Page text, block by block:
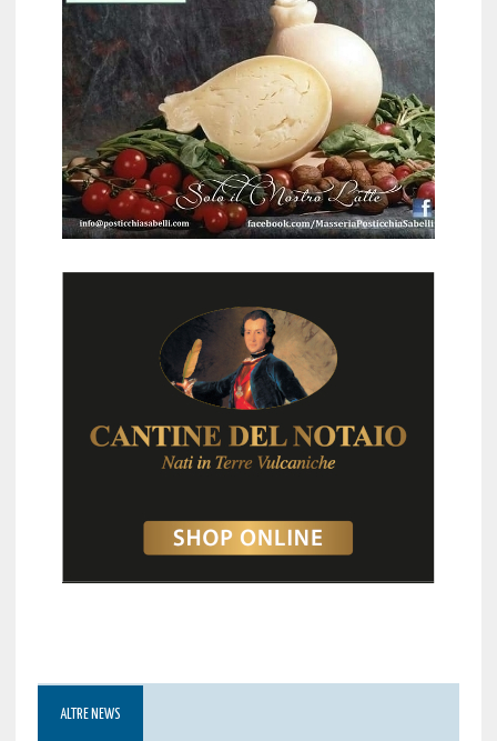
ALTRE NEWS